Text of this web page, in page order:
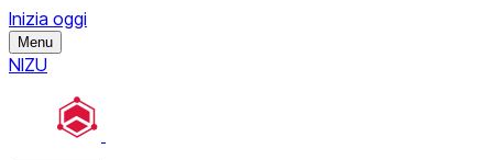
Inizia oggi
Menu
NIZU